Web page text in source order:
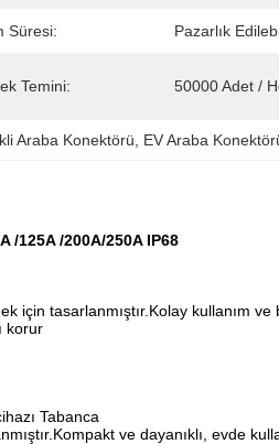
Süresi: Pazarlık
Temini: 50000 Adet /
Araba Konektörü EV Araba
/125A /200A/250A IP68
için tasarlanmıştır.Kolay kullanım ve
korur
Tabanca
ve dayanıklı, evde